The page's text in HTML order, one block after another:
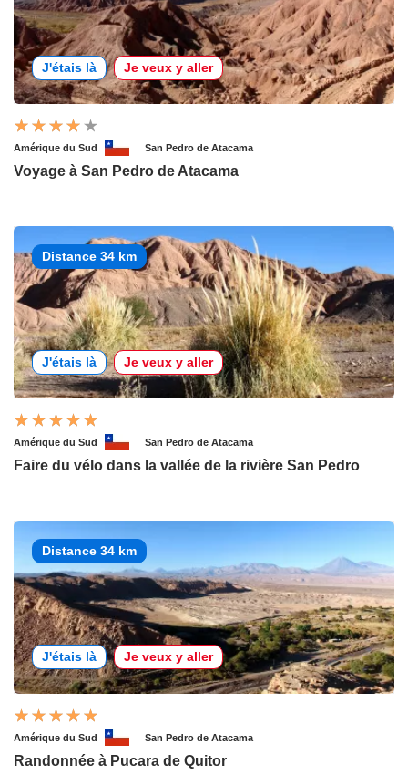
J'étais là Je veux y aller
Amérique du Sud San Pedro de Atacama
Voyage à San Pedro de Atacama
Distance 34 km
J'étais là Je veux y aller
Amérique du Sud San Pedro de Atacama
Faire du vélo dans la vallée de la rivière San Pedro
Distance 34 km
J'étais là Je veux y aller
Amérique du Sud San Pedro de Atacama
Randonnée à Pucara de Quitor